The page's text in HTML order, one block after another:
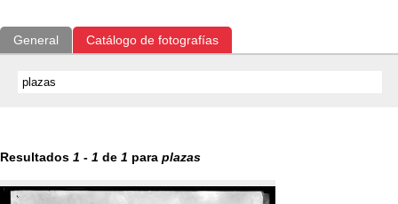
General Catálogo de fotografías
Resultados 1 - 1 de 1 para plazas